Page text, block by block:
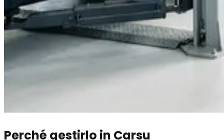
Perché gestirlo in Carsu